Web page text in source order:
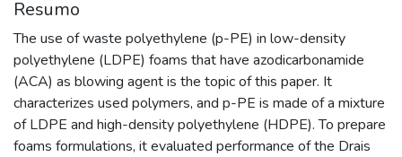
Resumo
The use of waste polyethylene (p-PE) in low-density
polyethylene (LDPE) foams that have azodicarbonamide
(ACA) as blowing agent is the topic of this paper. It
characterizes used polymers, and p-PE is made of a mixture
of LDPE and high-density polyethylene (HDPE). To prepare
foams formulations, it evaluated performance of the Drais